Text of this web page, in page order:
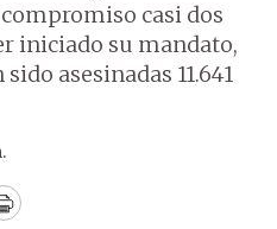
casi dos
iniciado su mandato,
asesinadas 11.641
Print